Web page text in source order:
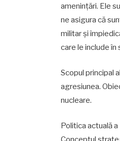
amenințări. Ele
ne asigura că
militar și
care le include
Scopul principal
agresiunea.
nucleare.
Politica actuală